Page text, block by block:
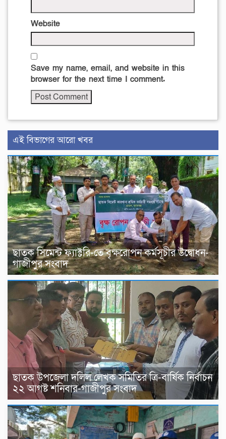
Website
Save my name, email, and website in this
browser for the next time I comment.
এই বিভাগের আরো খবর
ছাতক সিমেন্ট ফ্যাক্টরি-তে বৃক্ষরোপন কর্মসূচীর উদ্বোধন-
গাজীপুর সংবাদ
ছাতক উপজেলা দলিল লেখক সমিতির ত্রি-বার্ষিক নির্বাচন
২২ আগষ্ট শনিবার-গাজীপুর সংবাদ